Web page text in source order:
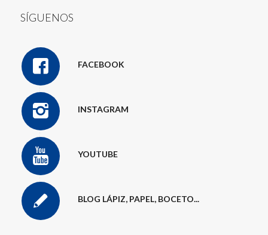
SÍGUENOS
FACEBOOK
INSTAGRAM
YOUTUBE
BLOG LÁPIZ, PAPEL, BOCETO...